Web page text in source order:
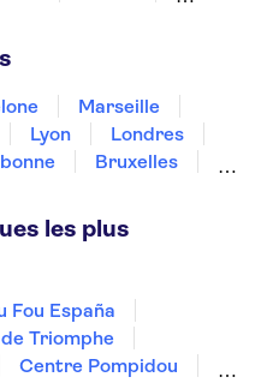
Marseille
Lyon
Londres
Bruxelles
Minorque
les plus
Fou España
Triomphe
Centre Pompidou